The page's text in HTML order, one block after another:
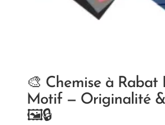
🎨 Chemise à Rabat
Motif — Originalité
🖼️🔒